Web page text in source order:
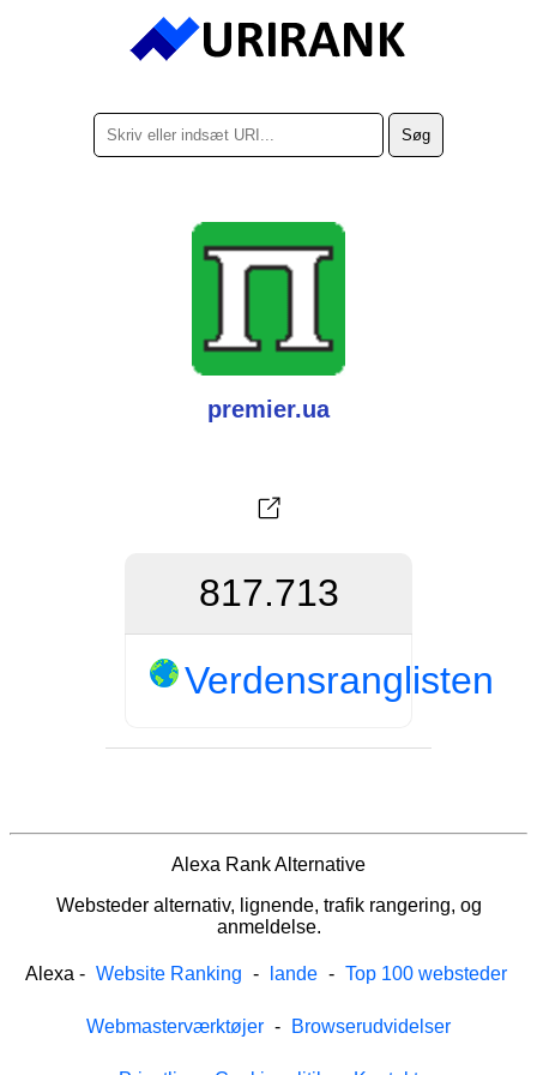
premier.ua
817.713
Verdensranglisten
Alexa Rank Alternative
Websteder alternativ, lignende, trafik rangering, og
anmeldelse.
Alexa - Website Ranking - lande - Top 100 websteder
Webmasterværktøjer - Browserudvidelser